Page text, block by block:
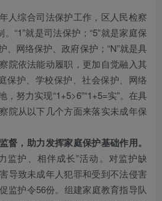
人综合司法保护工作，区人民检察
。“1”就是司法保护；“5”就是家庭保
、网络保护、政府保护；“N”就是具
院依法能动履职，更加自觉融入其
保护、学校保护、社会保护、网络
努力实现“1+5>6”“1+5=实”。在具
院从以下几个方面来落实未成年保
督， 助力发挥家庭保护基础作用。
监护、相伴成长”活动。对监护缺
导致未成年人犯罪和受到不法侵害
监护令56份。组建家庭教育指导队